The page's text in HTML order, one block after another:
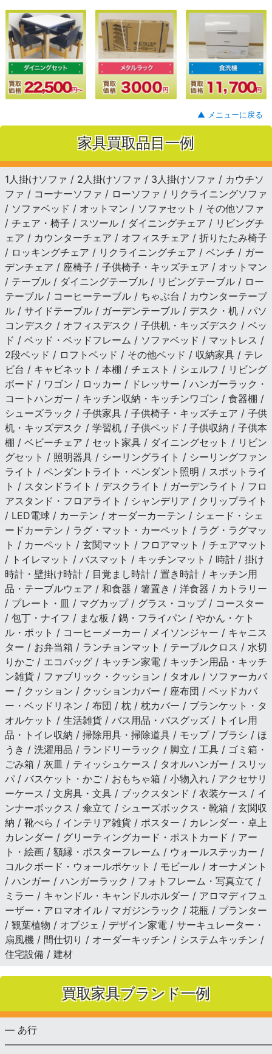
▲ メニューに戻る
家具買取品目一例
1人掛けソファ / 2人掛けソファ / 3人掛けソファ / カウチソ
ファ / コーナーソファ / ローソファ / リクライニングソファ
/ ソファベッド / オットマン / ソファセット / その他ソファ
/ チェア・椅子 / スツール / ダイニングチェア / リビングチ
ェア / カウンターチェア / オフィスチェア / 折りたたみ椅子
/ ロッキングチェア / リクライニングチェア / ベンチ / ガー
デンチェア / 座椅子 / 子供椅子・キッズチェア / オットマン
/ テーブル / ダイニングテーブル / リビングテーブル / ロー
テーブル / コーヒーテーブル / ちゃぶ台 / カウンターテーブ
ル / サイドテーブル / ガーデンテーブル / デスク・机 / パソ
コンデスク / オフィスデスク / 子供机・キッズデスク / ベッ
ド / ベッド・ベッドフレーム / ソファベッド / マットレス /
2段ベッド / ロフトベッド / その他ベッド / 収納家具 / テレ
ビ台 / キャビネット / 本棚 / チェスト / シェルフ / リビング
ボード / ワゴン / ロッカー / ドレッサー / ハンガーラック・
コートハンガー / キッチン収納・キッチンワゴン / 食器棚 /
シューズラック / 子供家具 / 子供椅子・キッズチェア / 子供
机・キッズデスク / 学習机 / 子供ベッド / 子供収納 / 子供本
棚 / ベビーチェア / セット家具 / ダイニングセット / リビン
グセット / 照明器具 / シーリングライト / シーリングファン
ライト / ペンダントライト・ペンダント照明 / スポットライ
ト / スタンドライト / デスクライト / ガーデンライト / フロ
アスタンド・フロアライト / シャンデリア / クリップライト
/ LED電球 / カーテン / オーダーカーテン / シェード・シェ
ードカーテン / ラグ・マット・カーペット / ラグ・ラグマッ
ト / カーペット / 玄関マット / フロアマット / チェアマット
/ トイレマット / バスマット / キッチンマット / 時計 / 掛け
時計・壁掛け時計 / 目覚まし時計 / 置き時計 / キッチン用
品・テーブルウェア / 和食器 / 箸置き / 洋食器 / カトラリー
/ プレート・皿 / マグカップ / グラス・コップ / コースター
/ 包丁・ナイフ / まな板 / 鍋・フライパン / やかん・ケト
ル・ポット / コーヒーメーカー / メイソンジャー / キャニス
ター / お弁当箱 / ランチョンマット / テーブルクロス / 水切
りかご / エコバッグ / キッチン家電 / キッチン用品・キッチ
ン雑貨 / ファブリック・クッション / タオル / ソファーカバ
ー / クッション / クッションカバー / 座布団 / ベッドカバ
ー・ベッドリネン / 布団 / 枕 / 枕カバー / ブランケット・タ
オルケット / 生活雑貨 / バス用品・バスグッズ / トイレ用
品・トイレ収納 / 掃除用具・掃除道具 / モップ / ブラシ / ほ
うき / 洗濯用品 / ランドリーラック / 脚立 / 工具 / ゴミ箱・
ごみ箱 / 灰皿 / ティッシュケース / タオルハンガー / スリッ
パ / バスケット・かご / おもちゃ箱 / 小物入れ / アクセサリ
ーケース / 文房具・文具 / ブックスタンド / 衣装ケース / イ
ンナーボックス / 傘立て / シューズボックス・靴箱 / 玄関収
納 / 靴べら / インテリア雑貨 / ポスター / カレンダー・卓上
カレンダー / グリーティングカード・ポストカード / アー
ト・絵画 / 額縁・ポスターフレーム / ウォールステッカー /
コルクボード・ウォールポケット / モビール / オーナメント
/ ハンガー / ハンガーラック / フォトフレーム・写真立て /
ミラー / キャンドル・キャンドルホルダー / アロマディフュ
ーザー・アロマオイル / マガジンラック / 花瓶 / プランター
/ 観葉植物 / オブジェ / デザイン家電 / サーキュレーター・
扇風機 / 間仕切り / オーダーキッチン / システムキッチン /
住宅設備 / 建材
買取家具ブランド一例
— あ行